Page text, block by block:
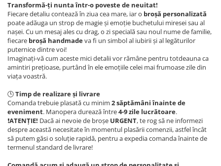
Transformă-ți nunta într-o poveste de neuitat!
Fiecare detaliu contează în ziua cea mare, iar o broșă personalizată
poate adăuga un strop de magie și emoție buchetului miresei sau al
nașei. Cu un mesaj ales cu drag, o zi specială sau noul nume de familie,
fiecare broșă handmadeva fi un simbol al iubirii și al legăturilor
puternice dintre voi!
Imaginați-vă cum aceste mici detalii vor rămâne pentru totdeauna ca
amintiri prețioase, purtând în ele emoțiile celei mai frumoase zile din
viața voastră.
🕒Timp de realizare și livrare
Comanda trebuie plasată cu minim 2 săptămâni înainte de
eveniment. Manopera durează între4-9zile lucrătoare.
❗️ATENȚIE! Dacă ai nevoie de broșe URGENT, te rog să ne informezi
despre această necesitate în momentul plasării comenzii, astfel încât
să putem găsi o soluție rapidă, pentru a expedia comanda înainte de
termenul standard de livrare!